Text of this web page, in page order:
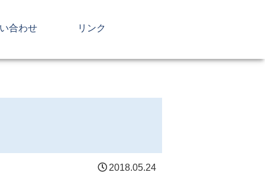
合わせ リンク
2018.05.24